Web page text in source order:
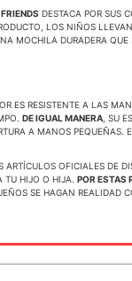
DESTACA POR SUS
LOS NIÑOS
MOCHILA DURADERA
ES RESISTENTE A LAS
DE IGUAL MANERA , SU
A MANOS
OFICIALES DE
TU HIJO O HIJA. POR ESTAS
SE HAGAN REALIDAD